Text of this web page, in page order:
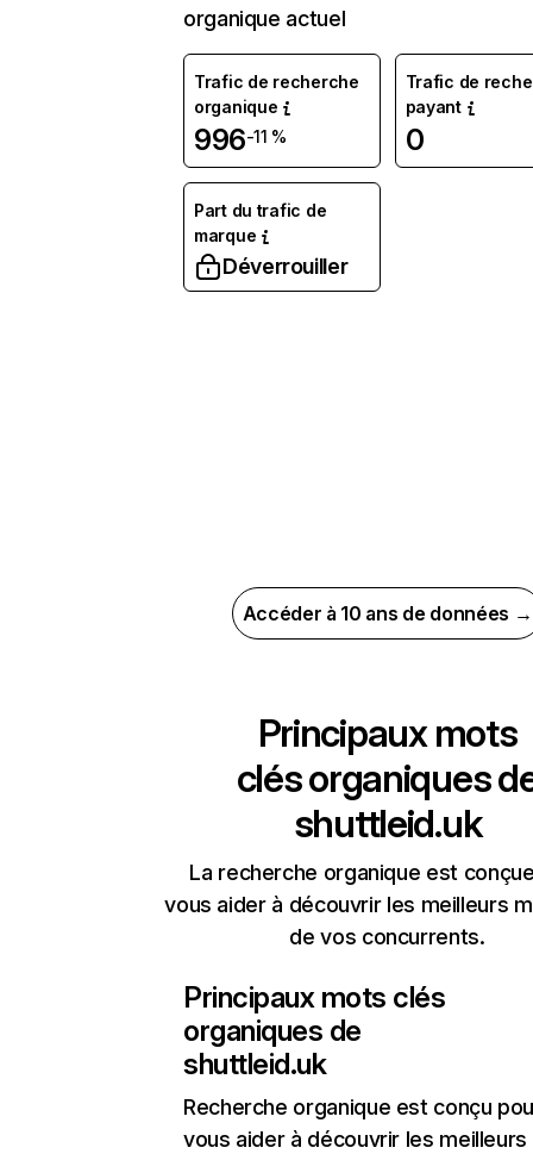
organique actuel
Trafic de recherche
organique
996-11 %
Trafic de
payant
0
Part du trafic de
marque
Déverrouiller
Accéder à 10 ans de données →
Principaux mots
clés organiques
shuttleid.uk
La recherche organique est
vous aider à découvrir les meilleurs
de vos concurrents.
Principaux mots clés
organiques de
shuttleid.uk
Recherche organique est conçu
vous aider à découvrir les